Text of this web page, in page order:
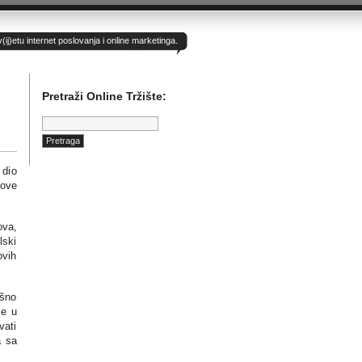
internet poslovanja i online marketinga.
dio
u
sa
Pretraži Online Tržište:
Pretraga: